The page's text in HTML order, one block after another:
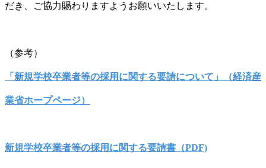
だき、ご協力賜わりますようお願いいたします。
（参考）
「新規学校卒業者等の採用に関する要請について」（経済産
業省ホープページ）
新規学校卒業者等の採用に関する要請書（PDF)